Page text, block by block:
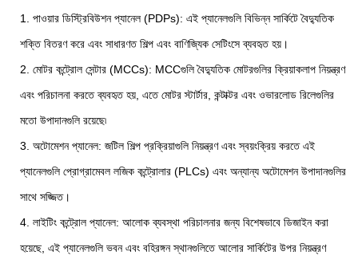
1. পাওয়ার ডিস্ট্রিবিউশন প্যানেল (PDPs): এই প্যানেলগুলি বিভিন্ন সার্কিটে বৈদ্যুতিক
শক্তি বিতরণ করে এবং সাধারণত শিল্প এবং বাণিজ্যিক সেটিংসে ব্যবহৃত হয়।
2. মোটর কন্ট্রোল সেন্টার (MCCs): MCCগুলি বৈদ্যুতিক মোটরগুলির ক্রিয়াকলাপ নিয়ন্ত্রণ
এবং পরিচালনা করতে ব্যবহৃত হয়, এতে মোটর স্টার্টার, কন্টাক্টর এবং ওভারলোড রিলেগুলির
মতো উপাদানগুলি রয়েছে৷
3. অটোমেশন প্যানেল: জটিল শিল্প প্রক্রিয়াগুলি নিয়ন্ত্রণ এবং স্বয়ংক্রিয় করতে এই
প্যানেলগুলি প্রোগ্রামেবল লজিক কন্ট্রোলার (PLCs) এবং অন্যান্য অটোমেশন উপাদানগুলির
সাথে সজ্জিত।
4. লাইটিং কন্ট্রোল প্যানেল: আলোক ব্যবস্থা পরিচালনার জন্য বিশেষভাবে ডিজাইন করা
হয়েছে, এই প্যানেলগুলি ভবন এবং বহিরঙ্গন স্থানগুলিতে আলোর সার্কিটের উপর নিয়ন্ত্রণ